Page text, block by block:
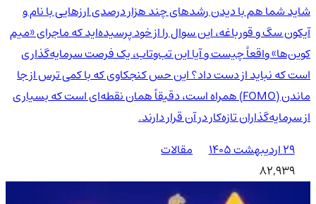
شاید شما هم با دیدن رشدهای چند هزار درصدی ارزهایی با نام و
آیکون سگ و قورباغه، این سوال را از خود پرسیده‌اید که ماجرای «میم
کوین‌ها» واقعاً چیست و آیا این تب‌وتاب، یک فرصت سرمایه‌گذاری
است که نباید از دست داد؟ این حس کنجکاوی که با کمی ترس از جا
ماندن (FOMO) همراه است، دقیقاً همان نقطه‌ای است که بسیاری
از سرمایه‌گذاران تازه‌کار در آن قرار دارند.
۲۹ اردیبهشت ۱۴۰۵
مقالات
82,939